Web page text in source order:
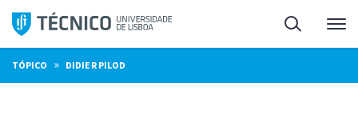
Saltar
para
o
conteúdo
Pesquisa
TÓPICO » DIDIER PILOD